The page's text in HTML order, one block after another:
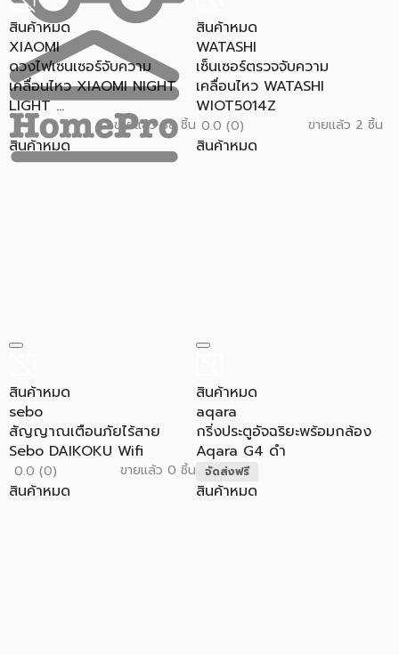
สินค้าหมด
XIAOMI
ดวงไฟเซนเซอร์จับความ
เคลื่อนไหว XIAOMI NIGHT
LIGHT ...
5 ขายแล้ว 38 ชิ้น
สินค้าหมด
สินค้าหมด
WATASHI
เซ็นเซอร์ตรวจจับความ
เคลื่อนไหว WATASHI
WIOT5014Z
0.0 (0) ขายแล้ว 2 ชิ้น
สินค้าหมด
สินค้าหมด
sebo
สัญญาณเตือนภัยไร้สาย
Sebo DAIKOKU Wifi
0.0 (0) ขายแล้ว 0 ชิ้น
สินค้าหมด
สินค้าหมด
aqara
กริ่งประตูอัจฉริยะพร้อมกล้อง
Aqara G4 ดำ
จัดส่งฟรี
สินค้าหมด